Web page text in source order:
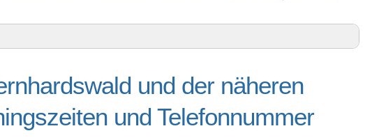
und der näheren Umgebung – Trainingszeiten und
aus
Regensburg – Online-Test
und der näheren
und Telefonnummer